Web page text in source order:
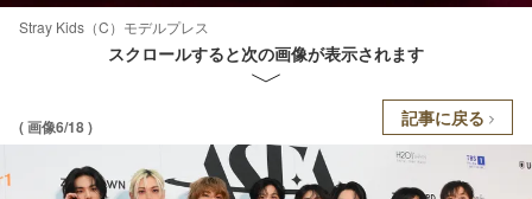
Stray Kids（C）モデルプレス
スクロールすると次の画像が表示されます
( 画像6/18 ) 記事に戻る